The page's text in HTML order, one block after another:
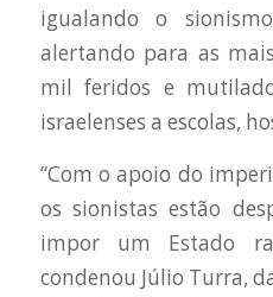
igualando o
alertando para as
mil feridos e
israelenses a escolas,
“Com o apoio do
os sionistas estão
impor um Estado
condenou Júlio Turra,